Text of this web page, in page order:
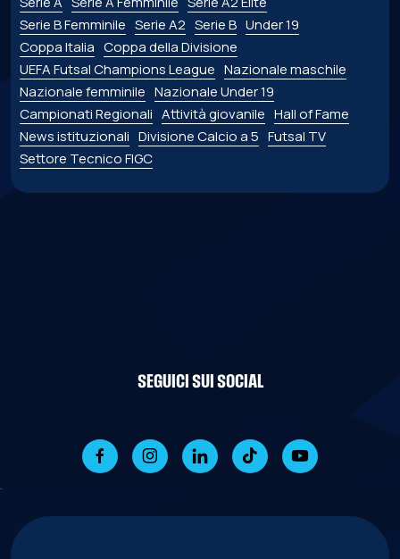
Serie B Femminile Serie A2 Serie B Under 19
Coppa Italia Coppa della Divisione
UEFA Futsal Champions League Nazionale maschile
Nazionale femminile Nazionale Under 19
Campionati Regionali Attività giovanile Hall of Fame
News istituzionali Divisione Calcio a 5 Futsal TV
Settore Tecnico FIGC
SEGUICI SUI SOCIAL